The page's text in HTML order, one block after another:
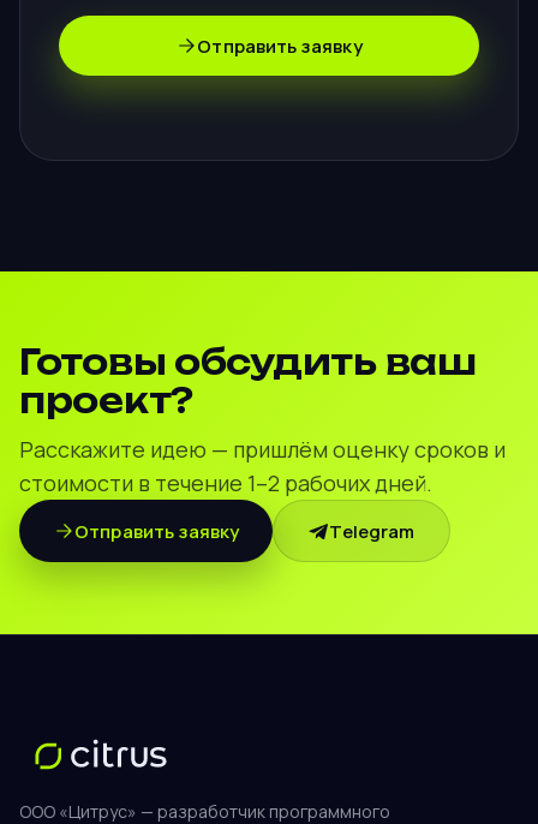
Отправить заявку
Готовы обсудить ваш
проект?
Расскажите идею — пришлём оценку сроков и
стоимости в течение 1–2 рабочих дней.
Отправить заявку Telegram
ООО «Цитрус» — разработчик программного